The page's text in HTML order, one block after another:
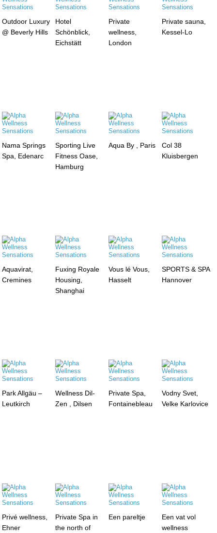
Outdoor Luxury
@ Beverly Hills
Hotel
Schönblick,
Eichstätt
Private
wellness,
London
Private sauna,
Kessel-Lo
Nama Springs
Spa, Edenarc
Sporting Live
Fitness Oase,
Hamburg
Aqua By , Paris
Col 38
Kluisbergen
Aquavirat,
Cremines
Fuxing Royale
Housing,
Shanghai
Vous lé Vous,
Hasselt
SPORTS & SPA
Hannover
Park Allgäu –
Leutkirch
Wellness Dil-
Zen , Dilsen
Private Spa,
Fontainebleau
Vodny Svet,
Velke Karlovice
Privé wellness,
Ehner
Private Spa in
the north of
Een pareltje
Een vat vol
wellness